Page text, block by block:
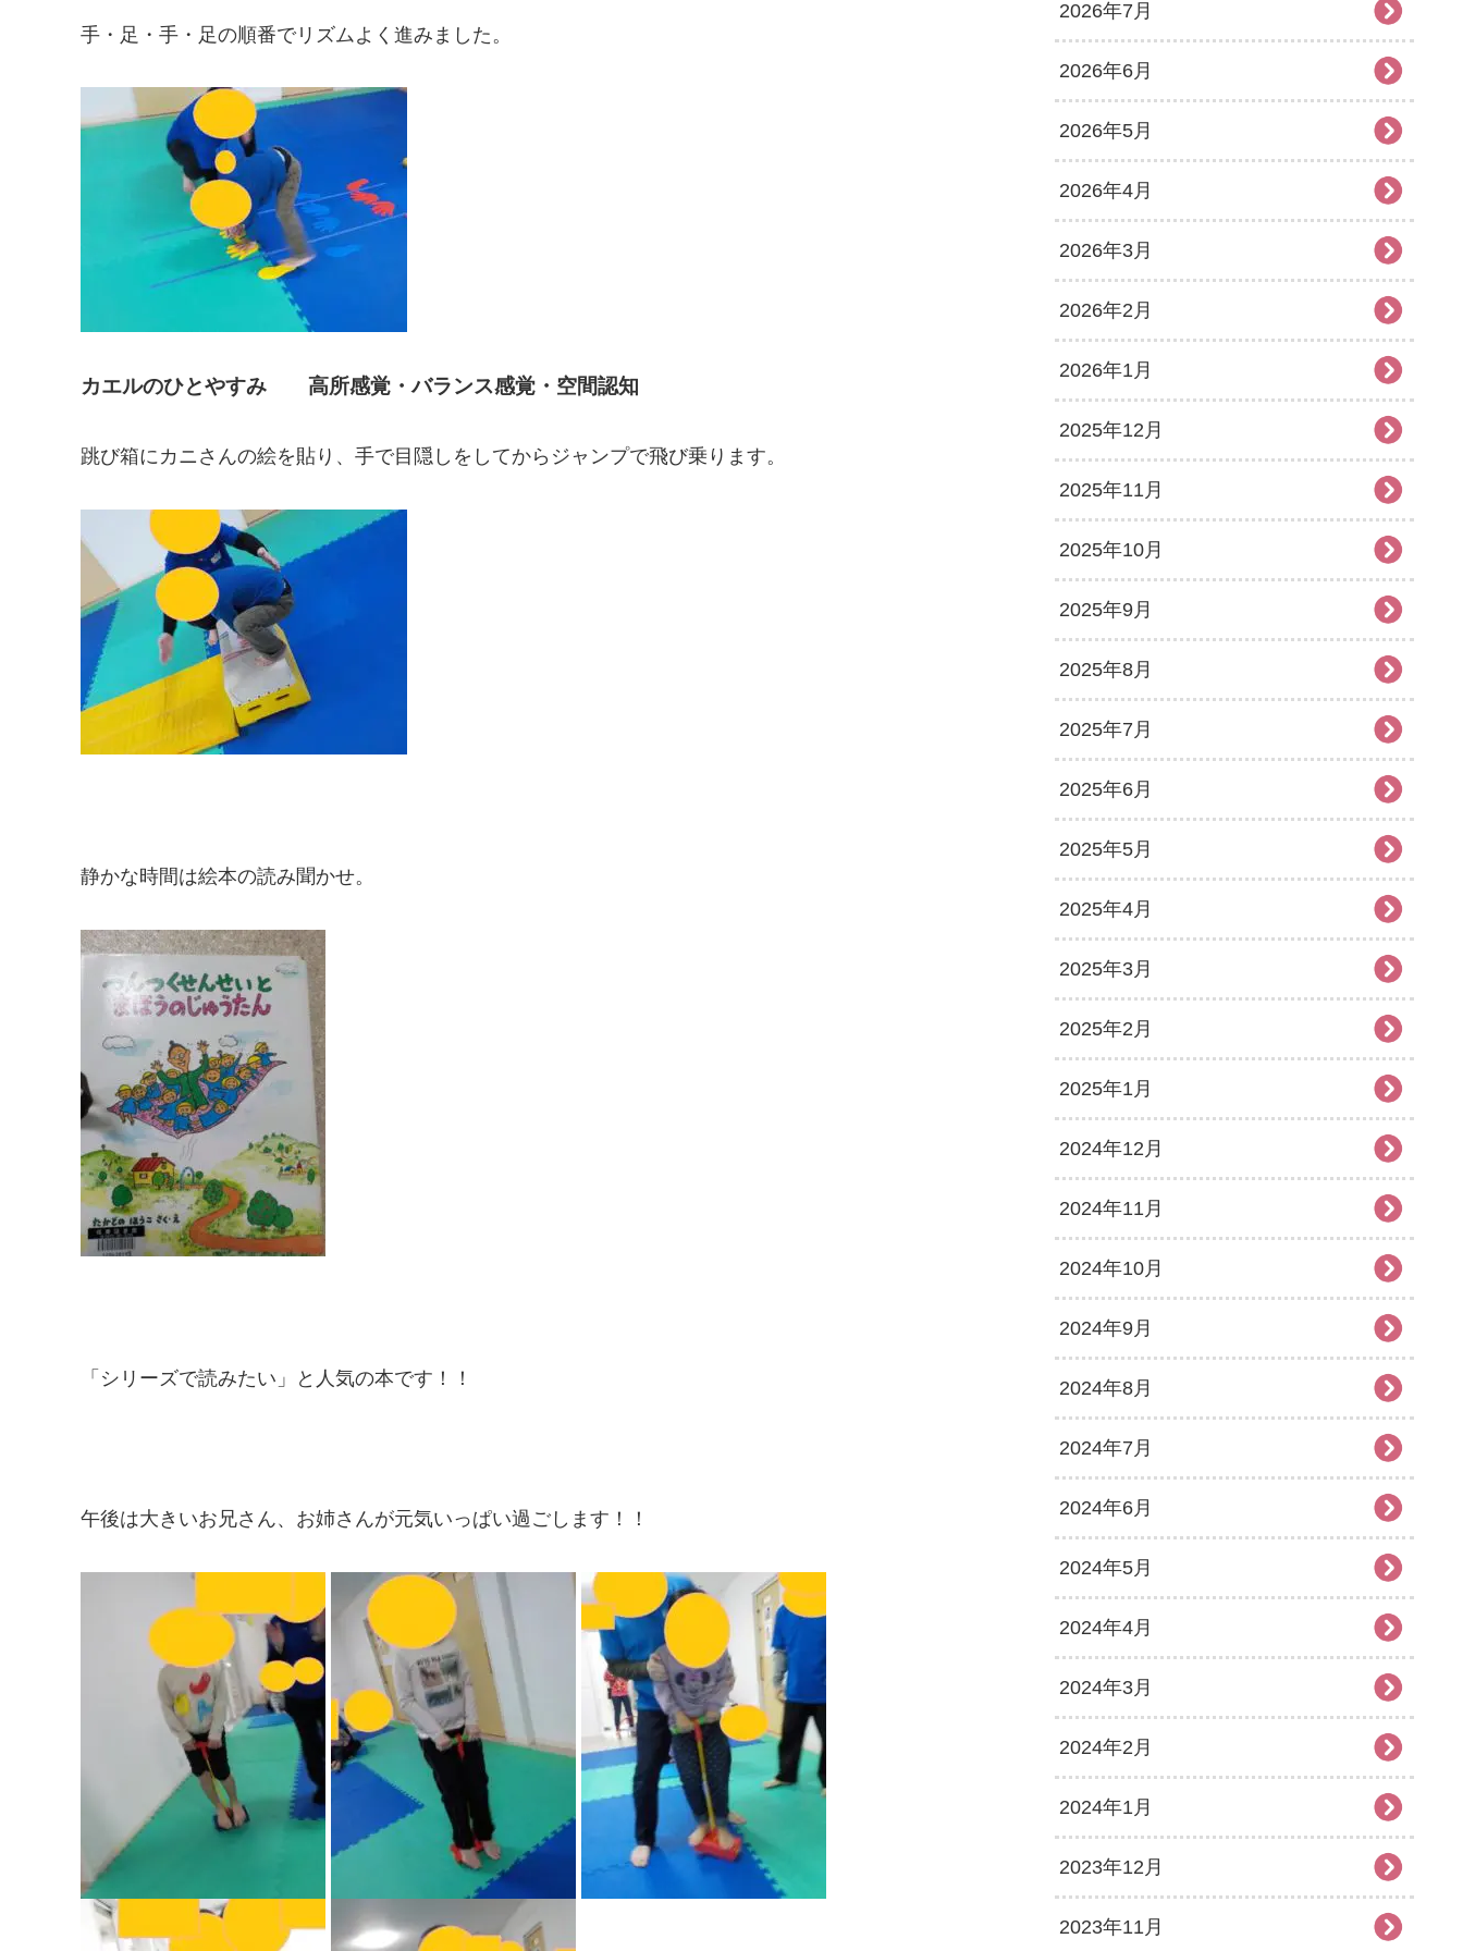
手・足・手・足の順番でリズムよく進みました。
カエルのひとやすみ 高所感覚・バランス感覚・空間認知
跳び箱にカニさんの絵を貼り、手で目隠しをしてからジャンプで飛び乗ります。
静かな時間は絵本の読み聞かせ。
「シリーズで読みたい」と人気の本です！！
午後は大きいお兄さん、お姉さんが元気いっぱい過ごします！！
2026年7月
2026年6月
2026年5月
2026年4月
2026年3月
2026年2月
2026年1月
2025年12月
2025年11月
2025年10月
2025年9月
2025年8月
2025年7月
2025年6月
2025年5月
2025年4月
2025年3月
2025年2月
2025年1月
2024年12月
2024年11月
2024年10月
2024年9月
2024年8月
2024年7月
2024年6月
2024年5月
2024年4月
2024年3月
2024年2月
2024年1月
2023年12月
2023年11月